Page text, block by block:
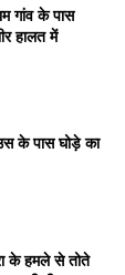
गांव के पास
हालत में
के पास घोड़े का
के हमले से तोते